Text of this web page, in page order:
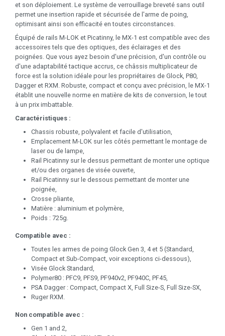
et son déploiement. Le système de verrouillage breveté sans outil
permet une insertion rapide et sécurisée de l'arme de poing,
optimisant ainsi son efficacité en toutes circonstances.
Équipé de rails M-LOK et Picatinny, le MX-1 est compatible avec des
accessoires tels que des optiques, des éclairages et des
poignées. Que vous ayez besoin d'une précision, d'un contrôle ou
d'une adaptabilité tactique accrus, ce châssis multiplicateur de
force est la solution idéale pour les propriétaires de Glock, P80,
Dagger et RXM. Robuste, compact et conçu avec précision, le MX-1
établit une nouvelle norme en matière de kits de conversion, le tout
à un prix imbattable.
Caractéristiques :
Chassis robuste, polyvalent et facile d'utilisation,
Emplacement M-LOK sur les côtés permettant le montage de
laser ou de lampe,
Rail Picatinny sur le dessus permettant de monter une optique
et/ou des organes de visée ouverte,
Rail Picatinny sur le dessous permettant de monter une
poignée,
Crosse pliante,
Matière : aluminium et polymère,
Poids : 725g.
Compatible avec :
Toutes les armes de poing Glock Gen 3, 4 et 5 (Standard,
Compact et Sub-Compact, voir exceptions ci-dessous),
Visée Glock Standard,
Polymer80 : PFC9, PFS9, PF940v2, PF940C, PF45,
PSA Dagger : Compact, Compact X, Full Size-S, Full Size-SX,
Ruger RXM.
Non compatible avec :
Gen 1 and 2,